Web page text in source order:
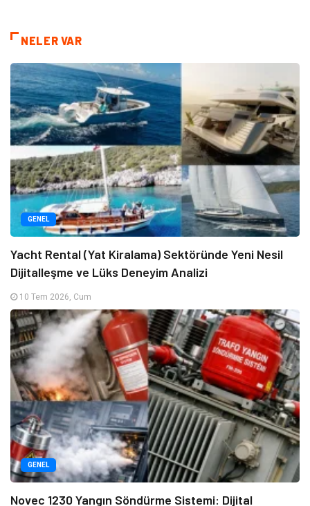
NELER VAR
GENEL
Yacht Rental (Yat Kiralama) Sektöründe Yeni Nesil
Dijitalleşme ve Lüks Deneyim Analizi
10 Tem 2026, Cum
GENEL
Novec 1230 Yangın Söndürme Sistemi: Dijital